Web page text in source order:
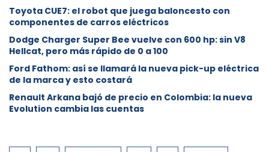
Toyota CUE7: el robot que juega baloncesto con
componentes de carros eléctricos
Dodge Charger Super Bee vuelve con 600 hp: sin V8
Hellcat, pero más rápido de 0 a 100
Ford Fathom: así se llamará la nueva pick-up eléctrica
de la marca y esto costará
Renault Arkana bajó de precio en Colombia: la nueva
Evolution cambia las cuentas